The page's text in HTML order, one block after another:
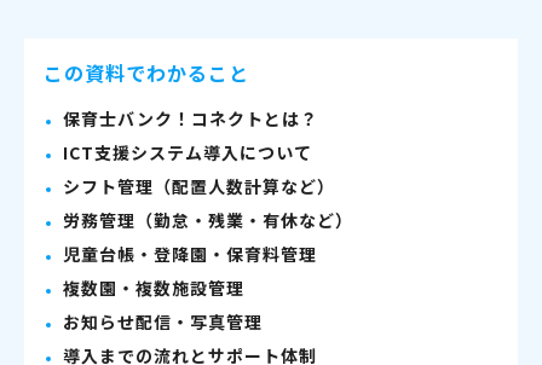
この資料でわかること
保育士バンク！コネクトとは？
ICT支援システム導入について
シフト管理（配置人数計算など）
労務管理（勤怠・残業・有休など）
児童台帳・登降園・保育料管理
複数園・複数施設管理
お知らせ配信・写真管理
導入までの流れとサポート体制